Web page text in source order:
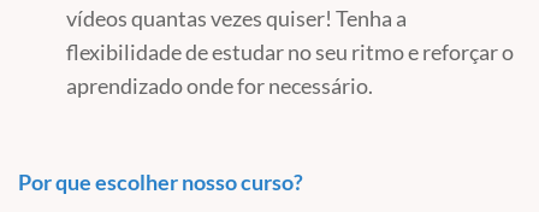
vídeos quantas vezes quiser! Tenha a
flexibilidade de estudar no seu ritmo e reforçar o
aprendizado onde for necessário.
Por que escolher nosso curso?